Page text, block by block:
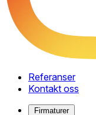
Referanser
Kontakt oss
Firmaturer